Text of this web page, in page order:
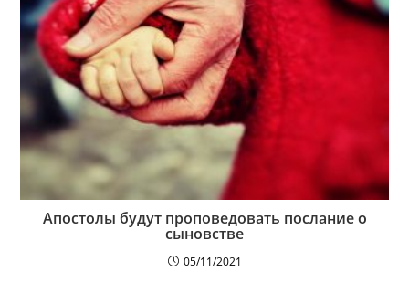
Апостолы будут проповедовать послание о
сыновстве
05/11/2021